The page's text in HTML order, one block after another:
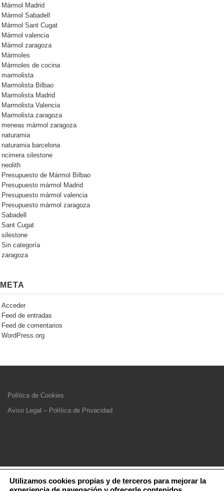
Mármol Madrid
Mármol Sabadell
Mármol Sant Cugat
Mármol valencia
Mármol zaragoza
Mármoles
Mármoles de cocina
marmolista
Marmolista Bilbao
Marmolista Madrid
Marmolista Valencia
Marmolista zaragoza
meneas mármol zaragoza
naturamia
naturamia barcelona
ncimera silestone
neolith
Presupuesto de Mármol Bilbao
Presupuesto mármol Madrid
Presupuesto mármol valencia
Presupuesto mármol zaragoza
Sabadell
Sant Cugat
silestone
Sin categoría
zaragoza
META
Acceder
Feed de entradas
Feed de comentarios
WordPress.org
Política de Cookies
Aviso Legal – Política de Privacidad
Utilizamos cookies propias y de terceros para mejorar la